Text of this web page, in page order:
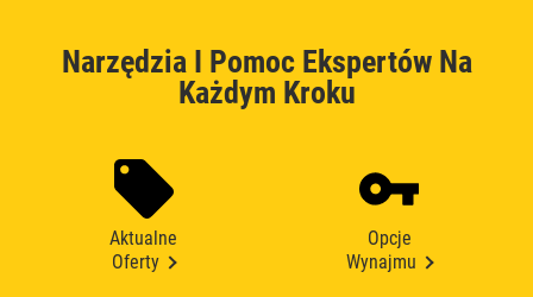
Narzędzia I Pomoc Ekspertów Na
Każdym Kroku
Aktualne
Oferty
Opcje
Wynajmu